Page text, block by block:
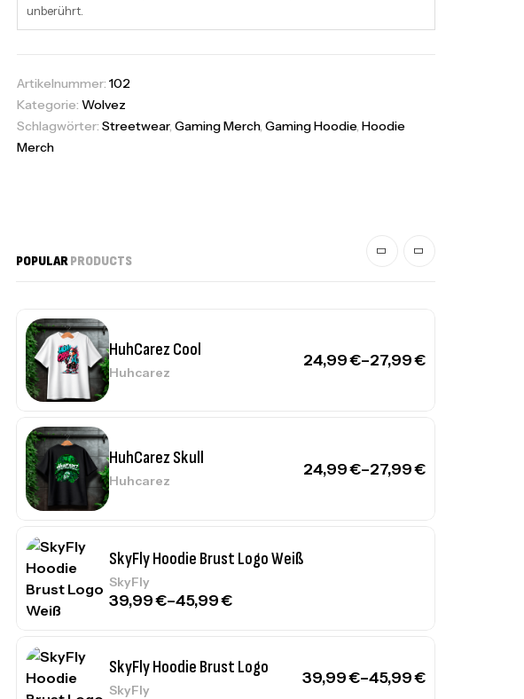
unberührt.
Artikelnummer: 102
Kategorie: Wolvez
Schlagwörter: Streetwear, Gaming Merch, Gaming Hoodie, Hoodie
Merch
POPULARPRODUCTS
HuhCarez Cool
Huhcarez
24,99€–27,99€
HuhCarez Skull
Huhcarez
24,99€–27,99€
SkyFly Hoodie Brust Logo Weiß
SkyFly
39,99€–45,99€
SkyFly Hoodie Brust Logo
SkyFly
39,99€–45,99€